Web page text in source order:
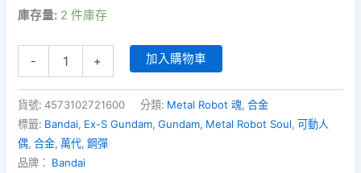
庫存量: 2 件庫存
-
-
Ex-
S
Gundam
[Re:Coordinate]
+ 加入購物車
貨號:4573102721600 分類: Metal Robot 魂,合金
標籤: Bandai, Ex-S Gundam,Gundam, Metal Robot Soul,可動人
偶,合金,萬代,鋼彈
品牌： Bandai